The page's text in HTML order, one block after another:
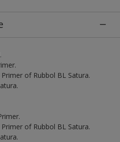
of Rubbol BL Satura.
of Rubbol BL Satura.